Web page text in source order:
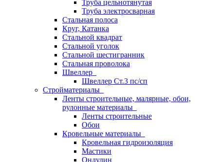
Труба цельнотянутая
Труба электросварная
Стальная полоса
Круг, Катанка
Стальной квадрат
Стальной уголок
Стальной шестигранник
Стальная проволока
Швеллер
Швеллер Ст.3 пс/сп
Стройматериалы
Ленты строительные, малярные, обои,
рулонные материалы
Ленты строительные
Обои
Кровельные материалы
Кровельная гидроизоляция
Мастики
Ондулин